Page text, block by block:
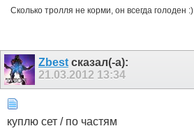
Сколько тролля не корми, он всегда голоден :)
Zbest сказал(-а):
21.03.2012 13:34
куплю сет / по частям